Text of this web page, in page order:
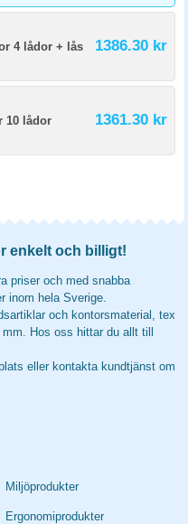
4 lådor + lås 1386.30 kr
10 lådor 1361.30 kr
enkelt och billigt!
priser och med snabba
inom hela Sverige.
och kontorsmaterial, tex
Hos oss hittar du allt till
eller kontakta kundtjänst om
Miljöprodukter
Ergonomiprodukter